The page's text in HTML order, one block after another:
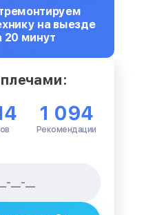
на выезде
20 минут
1 094
Рекомендации